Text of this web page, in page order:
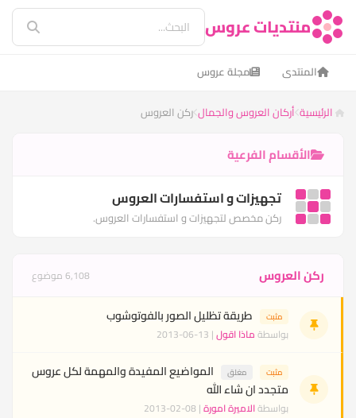
منتديات عروس
المنتدى مجلة عروس
الرئيسية أركان العروس والجمال ركن العروس
الأقسام الفرعية
تجهيزات و استفسارات العروس
ركن مخصص لتجهيزات و استفسارات العروس.
ركن العروس 6,108 موضوع
مثبت طريقة تظليل الصور بالفوتوشوب
بواسطةماذا اقول| 13-06-2013
مثبت مغلق
المواضيع المفيدة والمهمة لكل عروس
متجدد ان شاء الله
بواسطةالاميرة امورة| 08-02-2013